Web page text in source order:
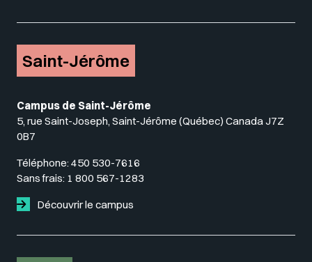
Saint-Jérôme
Campus de Saint-Jérôme
5, rue Saint-Joseph, Saint-Jérôme (Québec) Canada J7Z
0B7
Téléphone: 450 530-7616
Sans frais: 1 800 567-1283
Découvrir le campus